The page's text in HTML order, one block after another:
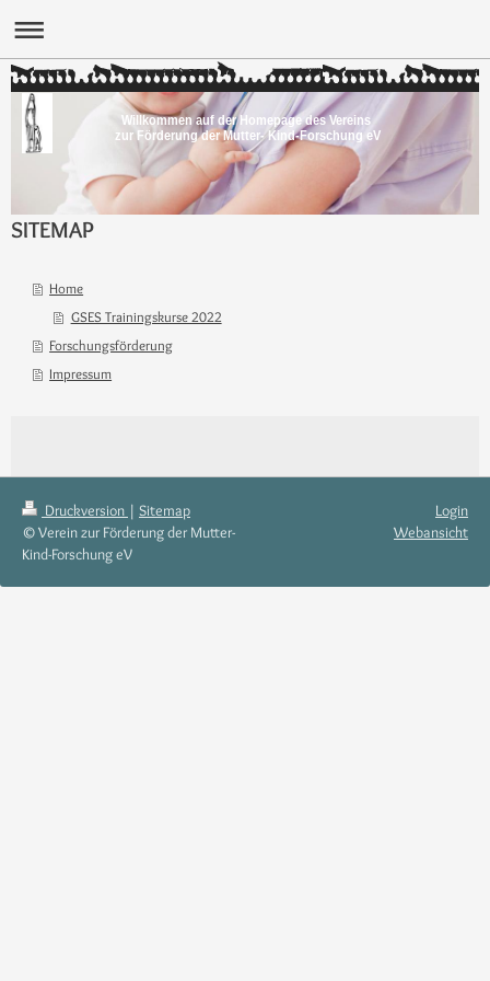
Willkommen auf der Homepage des Vereins
zur Förderung der Mutter- Kind-Forschung eV
SITEMAP
Home
GSES Trainingskurse 2022
Forschungsförderung
Impressum
Druckversion | Sitemap
© Verein zur Förderung der Mutter-
Kind-Forschung eV
Login
Webansicht